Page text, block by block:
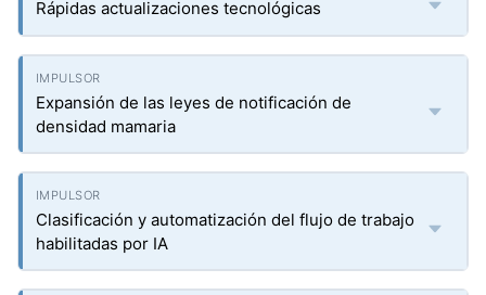
Rápidas actualizaciones tecnológicas
Expansión de las leyes de notificación de
densidad mamaria
Clasificación y automatización del flujo de trabajo
habilitadas por IA